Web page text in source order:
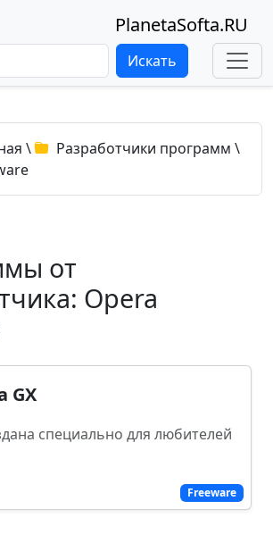
PlanetaSofta.RU
Искать
\ Разработчики программ \
от
Opera
Freeware
GX
специально для любителей